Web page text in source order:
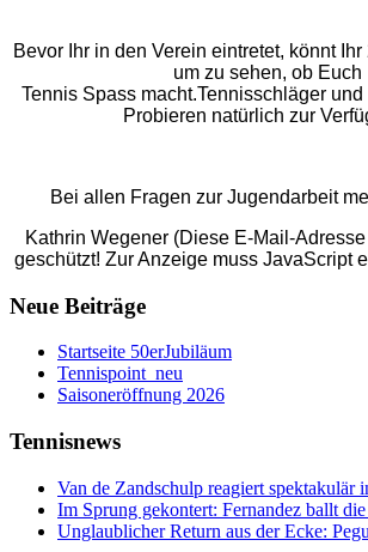
Bevor Ihr in den Verein eintretet, könnt
um zu sehen, ob Euch
Tennis Spass macht.Tennisschläger
Probieren natürlich zur
Bei allen Fragen zur Jugendarbeit
Kathrin Wegener (Diese E-Mail-
geschützt! Zur Anzeige muss JavaScript
Neue Beiträge
Startseite 50erJubiläum
Tennispoint_neu
Saisoneröffnung 2026
Tennisnews
Van de Zandschulp reagiert spektakulär
Im Sprung gekontert: Fernandez ballt die
Unglaublicher Return aus der Ecke: